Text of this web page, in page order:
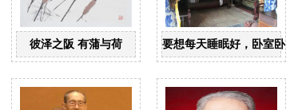
彼泽之阪 有蒲与荷 要想每天睡眠好，卧室卧